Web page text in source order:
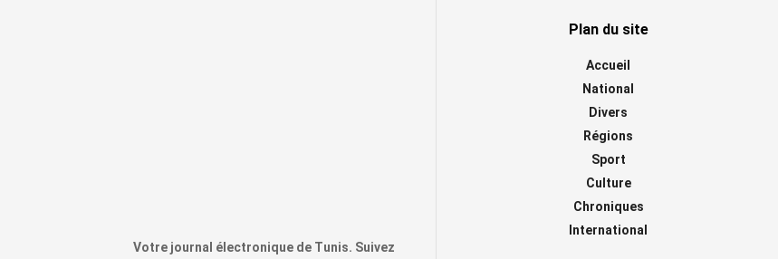
Votre journal électronique de Tunis. Suivez
Plan du site
Accueil
National
Divers
Régions
Sport
Culture
Chroniques
International